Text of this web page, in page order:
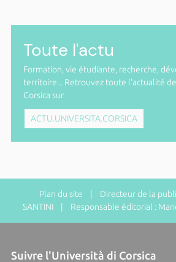
Toute l'actu
Formation, vie étudiante, recherche,
territoire... Retrouvez toute l'actualité
Corsica sur
ACTU.UNIVERSITA.CORSICA
Plan du site | Directeur de la
SANTINI | Responsable éditorial :
Suivre l'Università di Corsica